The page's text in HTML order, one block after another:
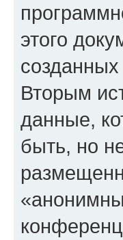
этого
Вторым
данные,
быть, но